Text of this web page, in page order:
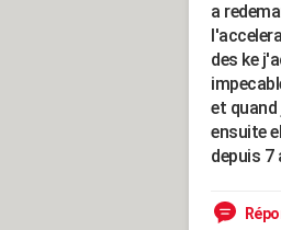
a
des ke
et quand
ensuite
depuis 7